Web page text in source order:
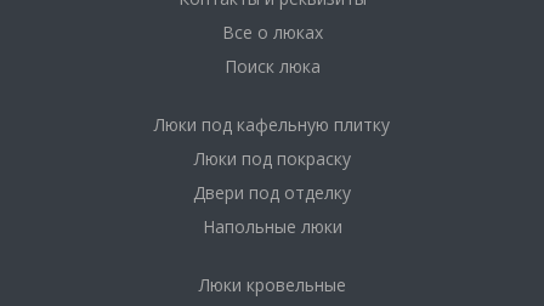
Все о люках
Поиск люка
Люки под кафельную плитку
Люки под покраску
Двери под отделку
Напольные люки
Люки кровельные